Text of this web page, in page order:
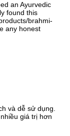
an Ayurvedic
found this
brahmi-
any honest
và dễ sử dụng.
giá trị hơn